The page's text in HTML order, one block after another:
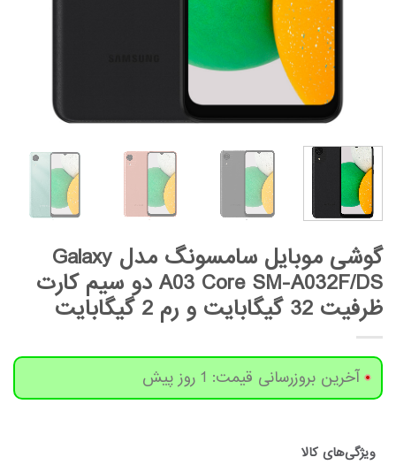
گوشی موبایل سامسونگ مدل Galaxy
A03 Core SM-A032F/DS دو سیم‌ کارت
ظرفیت 32 گیگابایت و رم 2 گیگابایت
آخرین بروزرسانی قیمت: 1 روز پیش